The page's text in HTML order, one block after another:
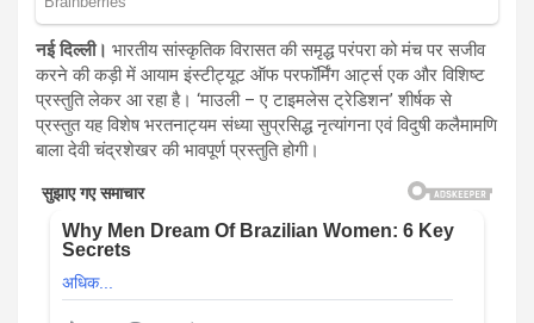
नई दिल्ली। भारतीय सांस्कृतिक विरासत की समृद्ध परंपरा को मंच पर सजीव
करने की कड़ी में आयाम इंस्टीट्यूट ऑफ परफॉर्मिंग आर्ट्स एक और विशिष्ट
प्रस्तुति लेकर आ रहा है। ‘माउली – ए टाइमलेस ट्रेडिशन’ शीर्षक से
प्रस्तुत यह विशेष भरतनाट्यम संध्या सुप्रसिद्ध नृत्यांगना एवं विदुषी कलैमामणि
बाला देवी चंद्रशेखर की भावपूर्ण प्रस्तुति होगी।